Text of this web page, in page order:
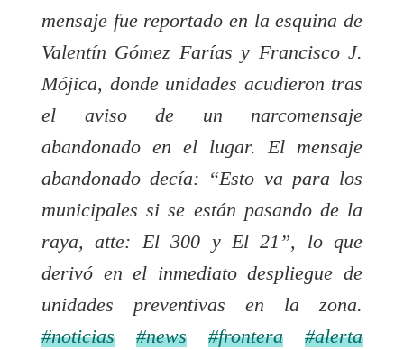
mensaje fue reportado en la esquina de
Valentín Gómez Farías y Francisco J.
Mójica, donde unidades acudieron tras
el aviso de un narcomensaje
abandonado en el lugar. El mensaje
abandonado decía: “Esto va para los
municipales si se están pasando de la
raya, atte: El 300 y El 21”, lo que
derivó en el inmediato despliegue de
unidades preventivas en la zona.
#noticias
#news #frontera
#alerta